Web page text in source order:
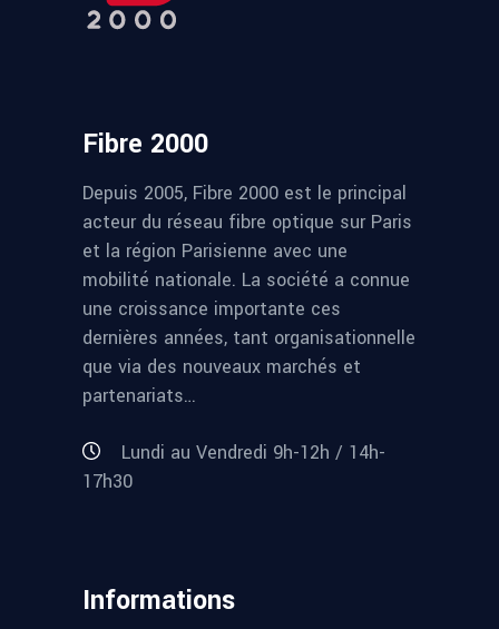
Fibre 2000
Depuis 2005, Fibre 2000 est le principal
acteur du réseau fibre optique sur Paris
et la région Parisienne avec une
mobilité nationale. La société a connue
une croissance importante ces
dernières années, tant organisationnelle
que via des nouveaux marchés et
partenariats…
Lundi au Vendredi 9h-12h / 14h-
17h30
Informations